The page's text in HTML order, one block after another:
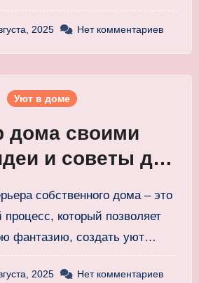
2025 Нет комментариев
Уют в доме
дома своими
и советы для
который позволяет
фантазию, создать уют…
2025 Нет комментариев